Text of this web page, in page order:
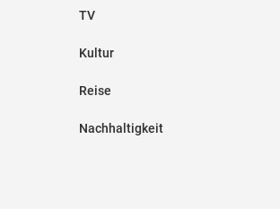
TV
Kultur
Reise
Nachhaltigkeit